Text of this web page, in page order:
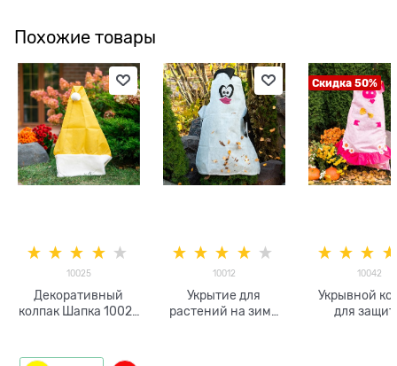
Похожие товары
10025
Декоративный
колпак Шапка 10025
10012
Укрытие для
растений на зиму
Скидка 50%
10042
Укрывной
для